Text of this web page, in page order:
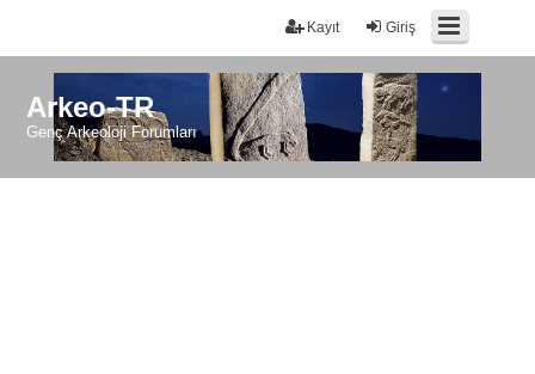
Giriş
Kayıt
Arkeo-TR
Genç Arkeoloji Forumları